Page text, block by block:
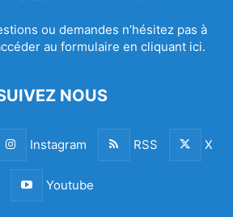
ou demandes n’hésitez pas à
au formulaire en cliquant ici.
NOUS
Instagram RSS X
Youtube